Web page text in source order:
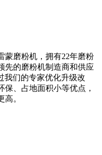
蒙磨粉机，拥有22年磨粉
先的磨粉机制造商和供应
我们的专家优化升级改
、占地面积小等优点，
。